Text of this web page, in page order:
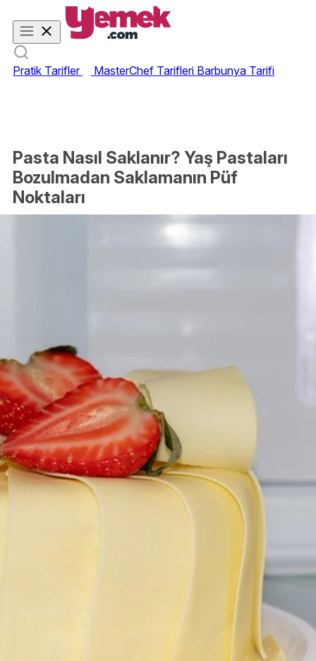
Pratik Tarifler MasterChef Tarifleri Barbunya Tarifi
Pasta Nasıl Saklanır? Yaş Pastaları
Bozulmadan Saklamanın Püf
Noktaları